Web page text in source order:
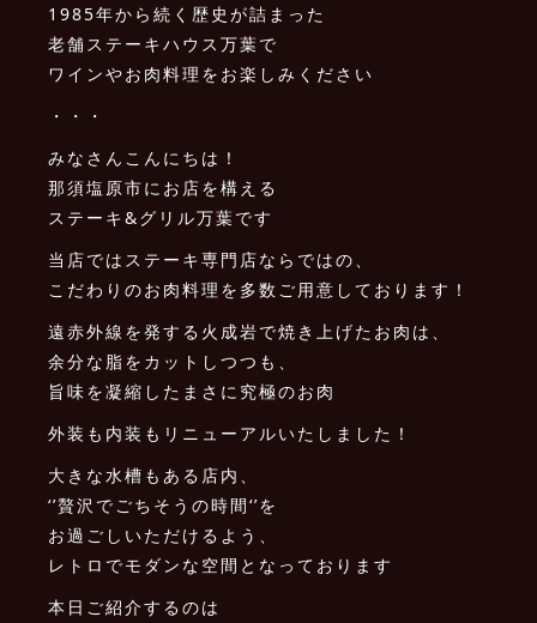
1985年から続く歴史が詰まった
老舗ステーキハウス万葉で
ワインやお肉料理をお楽しみください
・・・
みなさんこんにちは！
那須塩原市にお店を構える
ステーキ&グリル万葉です
当店ではステーキ専門店ならではの、
こだわりのお肉料理を多数ご用意しております！
遠赤外線を発する火成岩で焼き上げたお肉は、
余分な脂をカットしつつも、
旨味を凝縮したまさに究極のお肉️
外装も内装もリニューアルいたしました！
大きな水槽もある店内、
‘’贅沢でごちそうの時間‘’を
お過ごしいただけるよう、
レトロでモダンな空間となっております ️
本日ご紹介するのは